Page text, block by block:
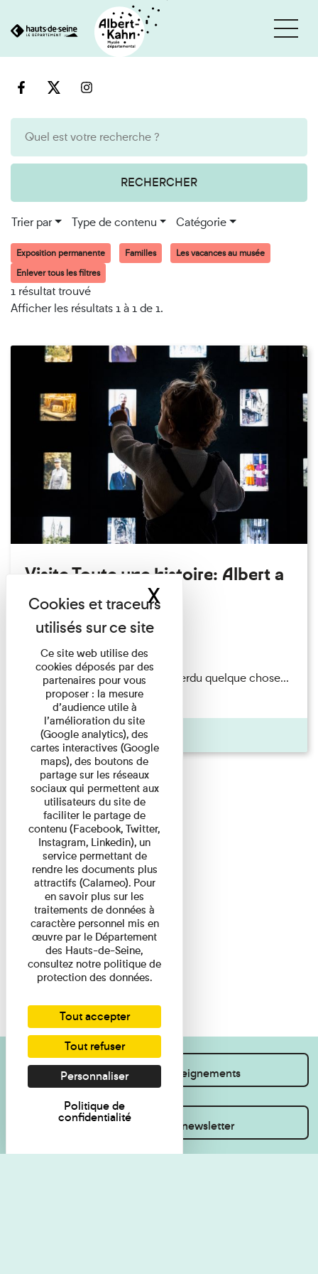
au
RECHERCHER
Trier par Type de contenu Catégorie
Exposition permanente Familles
Les vacances au musée
Enlever tous les filtres
1 résultat trouvé
Afficher les résultats 1 à 1 de 1.
Visite Toute une histoire: Albert a
perdu son chapeau!
Exposition permanente
Du 15/08/2026 au 15/08/2026
Il semblerait qu’Albert Kahn a perdu quelque chose...
Accompagnés d’une ...
Agenda
Je souhaite des renseignements
Inscrivez-vous à la newsletter
Cookies et traceurs utilisés sur ce site
Ce site web utilise des
cookies déposés par des
partenaires pour vous
proposer : la mesure
d’audience utile à
l’amélioration du site
(Google analytics), des
cartes interactives (Google
maps), des boutons de
partage sur les réseaux
sociaux qui permettent aux
utilisateurs du site de
faciliter le partage de
contenu (Facebook, Twitter,
Instagram, Linkedin), un
service permettant de
rendre les documents plus
attractifs (Calameo). Pour
en savoir plus sur les
traitements de données à
caractère personnel mis en
œuvre par le Département
des Hauts-de-Seine,
consultez notre politique de
protection des données.
Tout accepter
Tout refuser
Personnaliser
Politique de
confidentialité
XMasquer le